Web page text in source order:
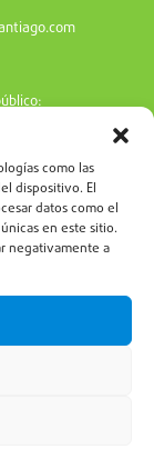
como las
dispositivo. El
datos como el
en este sitio.
negativamente a